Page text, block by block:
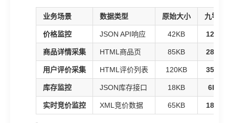
业务场景 数据类型 原始大小 九零代
价格监控 JSON API响应 42KB 12KB
商品详情采集 HTML商品页 85KB 28KB
用户评价采集 HTML评价列表 120KB 35KB
库存监控 JSON库存接口 18KB 6KB
实时竞价监控 XML竞价数据 65KB 18KB